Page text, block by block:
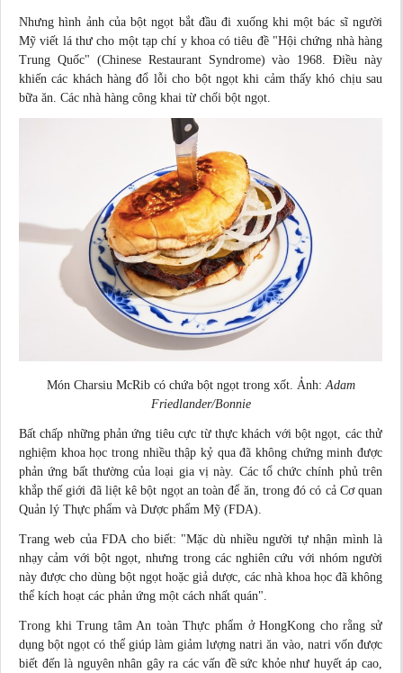
Nhưng hình ảnh của bột ngọt bắt đầu đi xuống khi một bác sĩ người
Mỹ viết lá thư cho một tạp chí y khoa có tiêu đề "Hội chứng nhà hàng
Trung Quốc" (Chinese Restaurant Syndrome) vào 1968. Điều này
khiến các khách hàng đổ lỗi cho bột ngọt khi cảm thấy khó chịu sau
bữa ăn. Các nhà hàng công khai từ chối bột ngọt.
Món Charsiu McRib có chứa bột ngọt trong xốt. Ảnh: Adam
Friedlander/Bonnie
Bất chấp những phản ứng tiêu cực từ thực khách với bột ngọt, các thử
nghiệm khoa học trong nhiều thập kỷ qua đã không chứng minh được
phản ứng bất thường của loại gia vị này. Các tổ chức chính phủ trên
khắp thế giới đã liệt kê bột ngọt an toàn để ăn, trong đó có cả Cơ quan
Quản lý Thực phẩm và Dược phẩm Mỹ (FDA).
Trang web của FDA cho biết: "Mặc dù nhiều người tự nhận mình là
nhạy cảm với bột ngọt, nhưng trong các nghiên cứu với nhóm người
này được cho dùng bột ngọt hoặc giả dược, các nhà khoa học đã không
thể kích hoạt các phản ứng một cách nhất quán".
Trong khi Trung tâm An toàn Thực phẩm ở HongKong cho rằng sử
dụng bột ngọt có thể giúp làm giảm lượng natri ăn vào, natri vốn được
biết đến là nguyên nhân gây ra các vấn đề sức khỏe như huyết áp cao,